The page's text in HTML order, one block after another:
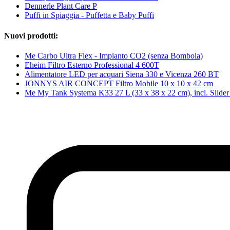
Dennerle Plant Care P
Puffi in Spiaggia - Puffetta e Baby Puffi
Nuovi prodotti:
Me Carbo Ultra Flex - Impianto CO2 (senza Bombola)
Eheim Filtro Esterno Professional 4 600T
Alimentatore LED per acquari Siena 330 e Vicenza 260 BT
JONNYS AIR CONCEPT Filtro Mobile 10 x 10 x 42 cm
Me My Tank Systema K33 27 L (33 x 38 x 22 cm), incl.